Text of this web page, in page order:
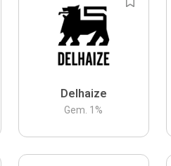
Delhaize
Gem. 1 %